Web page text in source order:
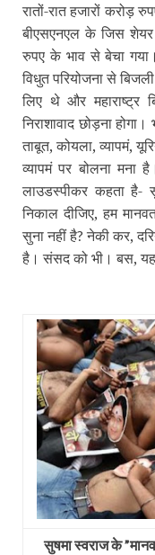
रातों-रात हजारों करोड़
बीएसएनएल के जिस
रुपए के भाव से बेचा
विधुत परियोजना से
लिए थे और महाराष्ट्र
निराशावाद छोड़ना
ताबूत, कोयला, व्‍यापमं,
व्‍यापमं पर बोलना
लाउडस्‍पीकर कहता है-
निकाल दीजिए, हम
सुना नहीं है? नेकी कर,
है। संसद को भी। बस,
सुषमा स्‍वराज के